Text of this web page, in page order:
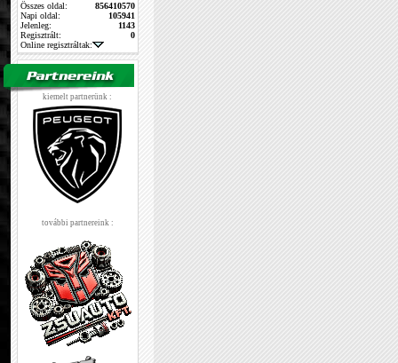
Összes oldal:
856410570
Napi oldal:
105941
Jelenleg:
1143
Regisztrált:
0
Online regisztráltak:
kiemelt partnerünk :
további partnereink :